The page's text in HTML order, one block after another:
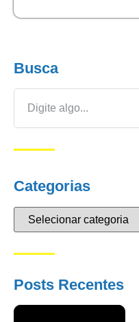
Busca
Categorias
Posts Recentes